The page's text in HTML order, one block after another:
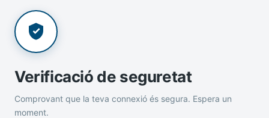
Verificació de seguretat
Comprovant que la teva connexió és segura. Espera un
moment.